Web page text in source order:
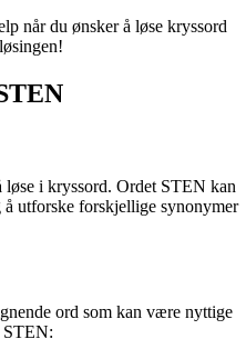
når du ønsker å løse kryssord
i kryssord. Ordet STEN kan
utforske forskjellige synonymer
ord som kan være nyttige
STEN: